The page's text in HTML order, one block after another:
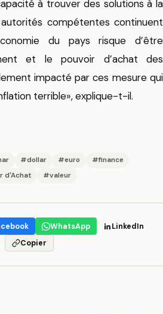
à trouver des solutions à la
compétentes continuent
du pays risque d’être
et le pouvoir d’achat des
impacté par ces mesure qui
terrible», explique-t-il.
#dollar #euro
#finance
d'Achat #valeur
WhatsApp
LinkedIn
Copier